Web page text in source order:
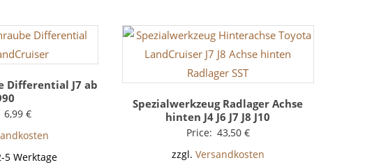
Differential J7 ab
6,99 €
5 Werktage
Spezialwerkzeug Radlager Achse
hinten J4 J6 J7 J8 J10
Price: 43,50 €
zzgl. Versandkosten